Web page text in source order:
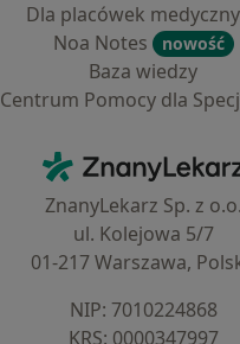
Dla placówek
Noa Notes
nowość
Baza wiedzy
Centrum Pomocy dla
ZnanyLekarz -
ZnanyLekarz Sp. z o.o.
ul. Kolejowa 5/7
01-217 Warszawa,
NIP: ⁠7010224868
KRS: ⁠0000347997